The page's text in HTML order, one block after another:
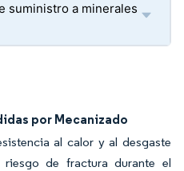
suministro a minerales
por Mecanizado
al calor y al desgaste
riesgo de fractura durante el